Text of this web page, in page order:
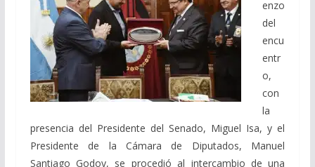
enzo
del
encu
entr
o,
con
la
presencia del Presidente del Senado, Miguel Isa, y el
Presidente de la Cámara de Diputados, Manuel
Santiago Godoy, se procedió al intercambio de una